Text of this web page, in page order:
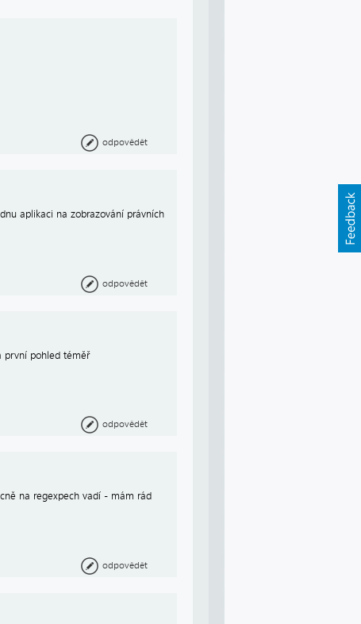
odpovědět
aplikaci na zobrazování právních
odpovědět
první pohled téměř
odpovědět
na regexpech vadí - mám rád
odpovědět